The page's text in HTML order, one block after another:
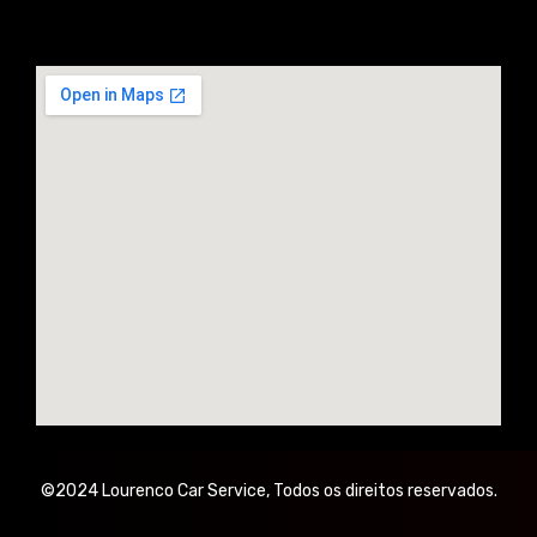
©2024 Lourenco Car Service, Todos os direitos reservados.